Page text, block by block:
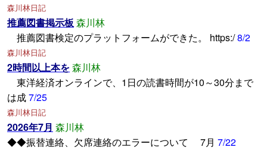
森川林日記
推薦図書掲示板森川林
推薦図書検定のプラットフォームができた。 https:/8/2
森川林日記
2時間以上本を森川林
東洋経済オンラインで、1日の読書時間が10～30分まで
は成7/25
森川林日記
2026年7月 森川林
◆◆振替連絡、欠席連絡のエラーについて 7月 7/22